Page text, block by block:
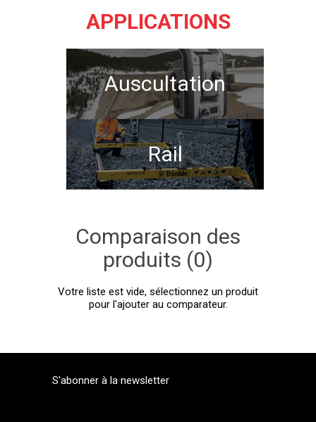
APPLICATIONS
Auscultation
Rail
Comparaison des
produits (0)
Votre liste est vide, sélectionnez un produit
pour l'ajouter au comparateur.
S'abonner à la newsletter